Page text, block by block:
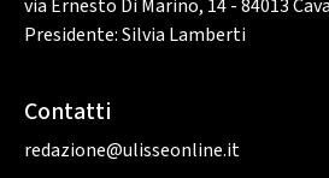
via Ernesto Di Marino, 14 - 84013
Presidente: Silvia Lamberti
Contatti
redazione@ulisseonline.it